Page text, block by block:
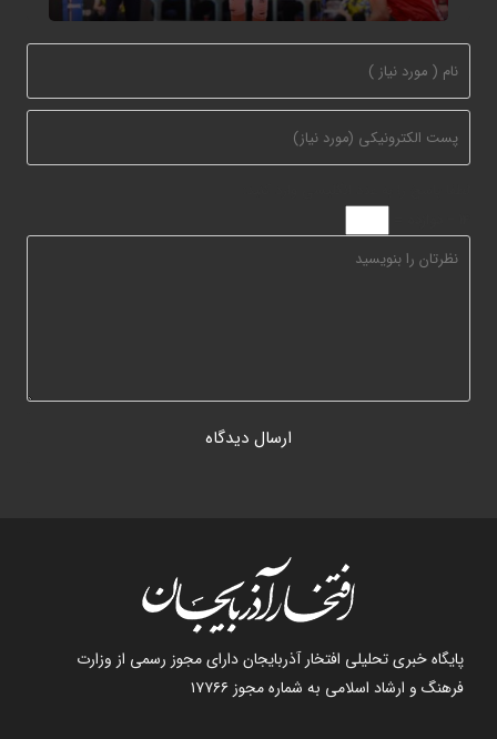
پایگاه خبری تحلیلی افتخار آذربایجان دارای مجوز رسمی از وزارت
فرهنگ و ارشاد اسلامی به شماره مجوز ۱۷۷۶۶